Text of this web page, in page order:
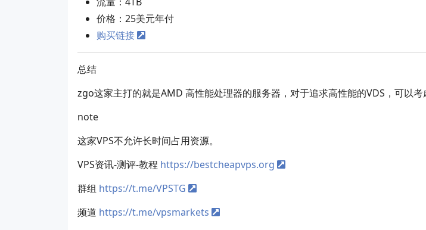
价格：25美元年付
购买链接
总结
zgo这家主打的就是AMD 高性能处理器的服务器，对于追求高性能的VDS，可以考
note
这家VPS不允许长时间占用资源。
VPS资讯-测评-教程 https://bestcheapvps.org
群组 https://t.me/VPSTG
频道 https://t.me/vpsmarkets